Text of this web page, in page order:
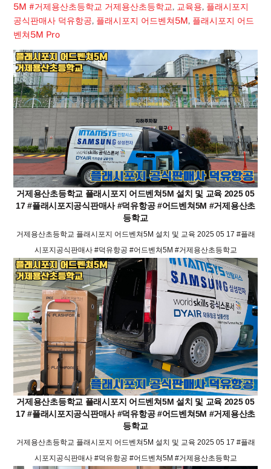
5M #거제용산초등학교 거제용산초등학교, 교육용, 플래시포지
공식판매사 덕유항공, 플래시포지 어드벤쳐5M, 플래시포지 어드
벤쳐5M Pro
거제용산초등학교 플래시포지 어드벤쳐5M 설치 및 교육 2025 05
17 #플래시포지공식판매사 #덕유항공 #어드벤쳐5M #거제용산초
등학교
거제용산초등학교 플래시포지 어드벤쳐5M 설치 및 교육 2025 05 17 #플래
시포지공식판매사 #덕유항공 #어드벤쳐5M #거제용산초등학교
거제용산초등학교 플래시포지 어드벤쳐5M 설치 및 교육 2025 05
17 #플래시포지공식판매사 #덕유항공 #어드벤쳐5M #거제용산초
등학교
거제용산초등학교 플래시포지 어드벤쳐5M 설치 및 교육 2025 05 17 #플래
시포지공식판매사 #덕유항공 #어드벤쳐5M #거제용산초등학교